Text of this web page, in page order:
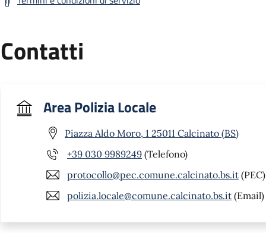
Contatti
Area Polizia Locale
Piazza Aldo Moro, 1 25011 Calcinato (BS)
+39 030 9989249 (Telefono)
protocollo@pec.comune.calcinato.bs.it (PEC)
polizia.locale@comune.calcinato.bs.it (Email)